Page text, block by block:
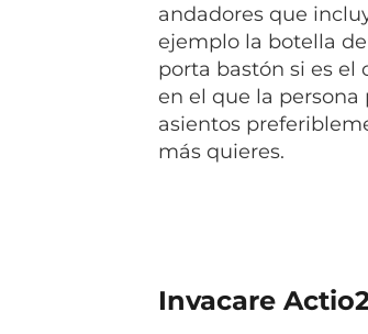
andadores que
ejemplo la botella
porta bastón si es el
en el que la persona
asientos
más quieres.
Invacare